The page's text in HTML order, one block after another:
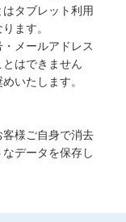
ちら
タブレット利用
ます。
メールアドレス
はできません
いたします。
様ご自身で消去
データを保存し